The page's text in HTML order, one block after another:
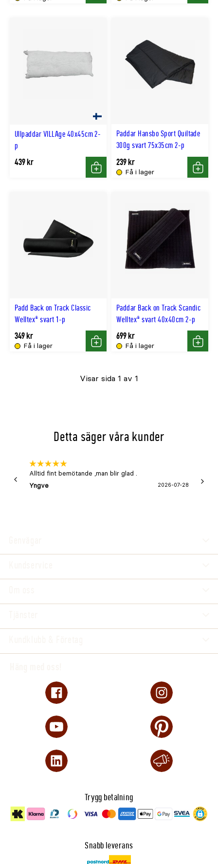
Ullpaddar VILLAge 40x45cm 2-
p
439 kr
Köp
Paddar Hansbo Sport Quiltade
300g svart 75x35cm 2-p
Få i lager
239 kr
Köp
Padd Back on Track Classic
Welltex® svart 1-p
Få i lager
349 kr
Köp
Paddar Back on Track Scandic
Welltex® svart 40x40cm 2-p
Få i lager
699 kr
Köp
Visar sida 1 av 1
Detta säger våra kunder
Alltid fint bemötande ,man blir glad .
Yngve
2026-07-28
Trygg betalning
Snabb leverans